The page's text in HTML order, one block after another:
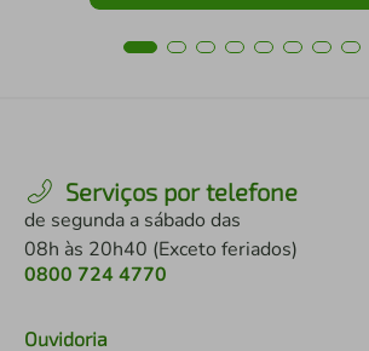
Serviços por telefone
de segunda a sábado das
08h às 20h40 (Exceto feriados)
0800 724 4770
Ouvidoria